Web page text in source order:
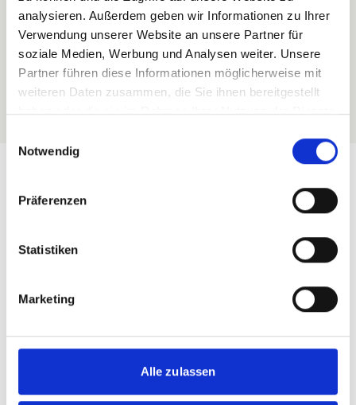
analysieren. Außerdem geben wir Informationen zu Ihrer
Verwendung unserer Website an unsere Partner für
soziale Medien, Werbung und Analysen weiter. Unsere
Partner führen diese Informationen möglicherweise mit
weiteren Daten zusammen, die Sie ihnen bereitgestellt
haben oder die sie im Rahmen Ihrer Nutzung der Dienste
Notwendig
Präferenzen
Statistiken
Marketing
Alle zulassen
Traumbad genau nach Ihren Vorstellungen!
Angebot anfordern
Den Preis für Ihr
Traumbad bestimmen
Die Kosten für ein neues Bad variieren je
Leistungsumfang Sie sich entscheiden. Der